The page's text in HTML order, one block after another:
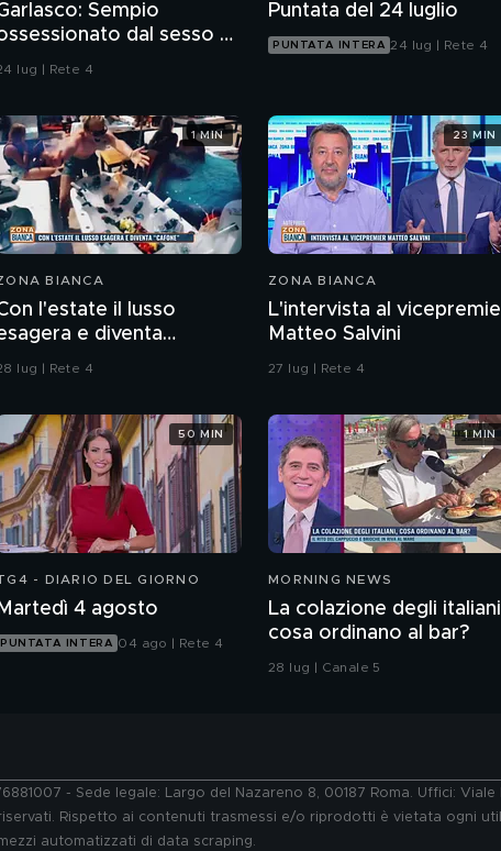
Sempio
dal sesso o
ragazzo rispettoso?
lug | Rete 4
Puntata del 24 luglio
PUNTATA INTERA 24 lug | Rete 4
BIANCA
l'estate il lusso
e diventa
"cafone"
lug | Rete 4
1 MIN
ZONA BIANCA
L'intervista al
Matteo Salvini
27 lug | Rete 4
23 MIN
- DIARIO DEL GIORNO
Martedì 4 agosto
PUNTATA INTERA 04 ago | Rete 4
50 MIN
MORNING NEWS
La colazione degli
cosa ordinano al bar?
28 lug | Canale 5
1 MIN
- Sede legale: Largo del Nazareno 8, 00187 Roma. Uffici:
Rispetto ai contenuti trasmessi e/o riprodotti è vietata ogni
automatizzati di data scraping.